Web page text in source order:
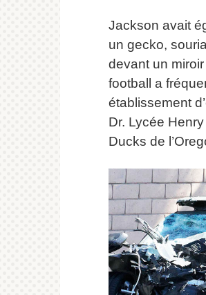
Jackson avait
un gecko,
devant un
football a
établissement
Dr. Lycée
Ducks de